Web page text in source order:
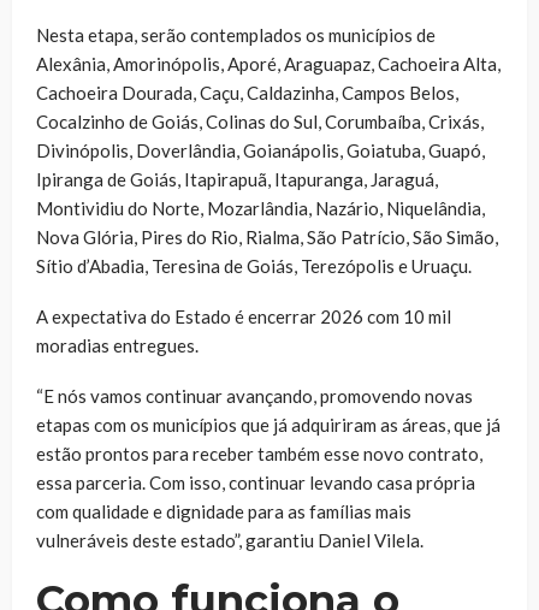
Nesta etapa, serão contemplados os municípios de
Alexânia, Amorinópolis, Aporé, Araguapaz, Cachoeira Alta,
Cachoeira Dourada, Caçu, Caldazinha, Campos Belos,
Cocalzinho de Goiás, Colinas do Sul, Corumbaíba, Crixás,
Divinópolis, Doverlândia, Goianápolis, Goiatuba, Guapó,
Ipiranga de Goiás, Itapirapuã, Itapuranga, Jaraguá,
Montividiu do Norte, Mozarlândia, Nazário, Niquelândia,
Nova Glória, Pires do Rio, Rialma, São Patrício, São Simão,
Sítio d’Abadia, Teresina de Goiás, Terezópolis e Uruaçu.
A expectativa do Estado é encerrar 2026 com 10 mil
moradias entregues.
“E nós vamos continuar avançando, promovendo novas
etapas com os municípios que já adquiriram as áreas, que já
estão prontos para receber também esse novo contrato,
essa parceria. Com isso, continuar levando casa própria
com qualidade e dignidade para as famílias mais
vulneráveis deste estado”, garantiu Daniel Vilela.